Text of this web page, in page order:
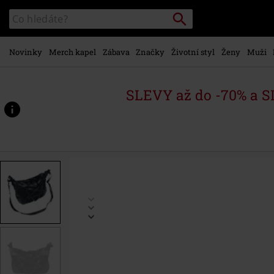
hlavnímu
obsahu
Katalog
vyhledávání
Vyhledávání
Novinky Merch kapel Zábava Značky Životní styl Ženy Muži
SLEVY až do -70% a
www.emp-
p/ta%C5%A1ka-
390219St.html